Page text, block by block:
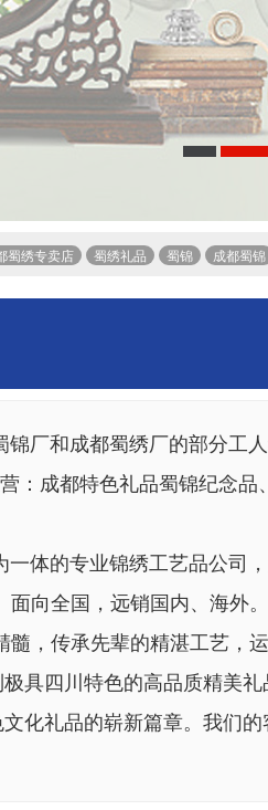
蜀绣专卖店 蜀绣礼品 蜀锦 成都蜀锦
厂和成都蜀绣厂的部分工
：成都特色礼品蜀锦纪念品
体的专业锦绣工艺品公司
向全国，远销国内、海外
，传承先辈的精湛工艺，
具四川特色的高品质精美
化礼品的崭新篇章。我们
绣围巾 成都礼品 蜀绣